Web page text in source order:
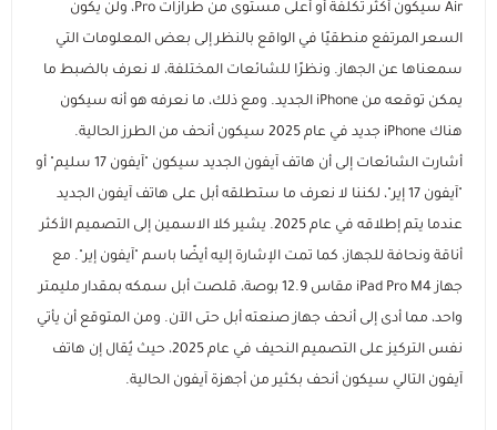
Air سيكون أكثر تكلفة أو أعلى مستوى من طرازات Pro، ولن يكون
السعر المرتفع منطقيًا في الواقع بالنظر إلى بعض المعلومات التي
سمعناها عن الجهاز. ونظرًا للشائعات المختلفة، لا نعرف بالضبط ما
يمكن توقعه من iPhone الجديد. ومع ذلك، ما نعرفه هو أنه سيكون
هناك iPhone جديد في عام 2025 سيكون أنحف من الطرز الحالية.
أشارت الشائعات إلى أن هاتف آيفون الجديد سيكون "آيفون 17 سليم" أو
"آيفون 17 إير"، لكننا لا نعرف ما ستطلقه أبل على هاتف آيفون الجديد
عندما يتم إطلاقه في عام 2025. يشير كلا الاسمين إلى التصميم الأكثر
أناقة ونحافة للجهاز، كما تمت الإشارة إليه أيضًا باسم "آيفون إير". مع
جهاز iPad Pro M4 مقاس 12.9 بوصة، قلصت أبل سمكه بمقدار مليمتر
واحد، مما أدى إلى أنحف جهاز صنعته أبل حتى الآن. ومن المتوقع أن يأتي
نفس التركيز على التصميم النحيف في عام 2025، حيث يُقال إن هاتف
آيفون التالي سيكون أنحف بكثير من أجهزة آيفون الحالية.